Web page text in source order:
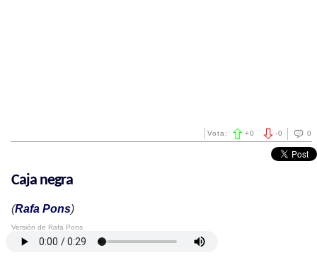
0
-0
Vota: +0
Caja negra
(Rafa Pons)
Versión de Rafa Pons